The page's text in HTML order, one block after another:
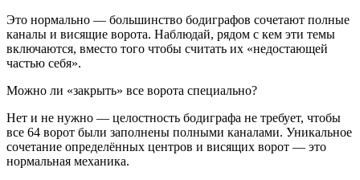
Это нормально — большинство бодиграфов сочетают полные
каналы и висящие ворота. Наблюдай, рядом с кем эти темы
включаются, вместо того чтобы считать их «недостающей
частью себя».
Можно ли «закрыть» все ворота специально?
Нет и не нужно — целостность бодиграфа не требует, чтобы
все 64 ворот были заполнены полными каналами. Уникальное
сочетание определённых центров и висящих ворот — это
нормальная механика.